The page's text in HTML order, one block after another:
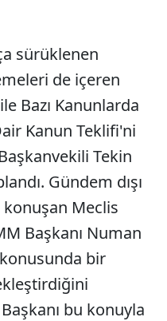
sürüklenen
de içeren
Bazı Kanunlarda
Kanun Teklifi'ni
Tekin
Gündem dışı
Meclis
Başkanı Numan
bir
bu konuyla